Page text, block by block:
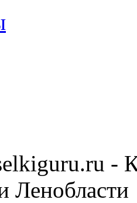
-
Ленобласти